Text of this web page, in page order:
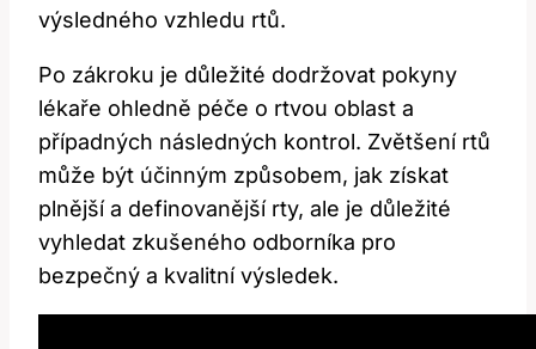
výsledného vzhledu rtů.
Po zákroku‍ je důležité dodržovat pokyny
lékaře ohledně​ péče o rtvou oblast a
případných následných kontrol. Zvětšení rtů
⁢může ​být účinným způsobem, jak získat
plnější a definovanější rty, ale je důležité
vyhledat zkušeného odborníka pro
bezpečný a kvalitní výsledek.